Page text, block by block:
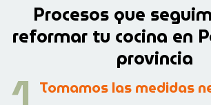
Procesos que
reformar tu cocina en
provincia
Tomamos las medidas